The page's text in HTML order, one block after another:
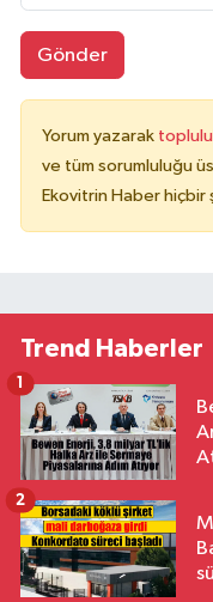
Gönder
Yorum yazarak
ve tüm sorumluluğu
Ekovitrin Haber
Trend Haberler
1
2